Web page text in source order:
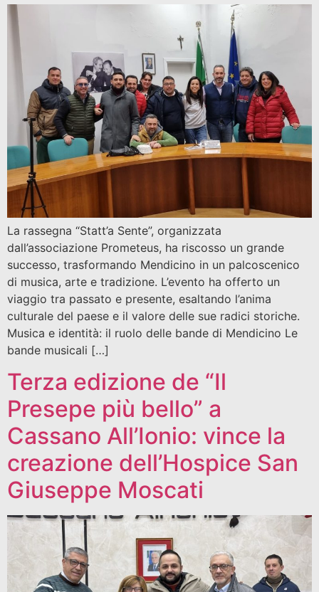
La rassegna “Statt’a Sente”, organizzata
dall’associazione Prometeus, ha riscosso un grande
successo, trasformando Mendicino in un palcoscenico
di musica, arte e tradizione. L’evento ha offerto un
viaggio tra passato e presente, esaltando l’anima
culturale del paese e il valore delle sue radici storiche.
Musica e identità: il ruolo delle bande di Mendicino Le
bande musicali […]
Terza edizione de “Il
Presepe più bello” a
Cassano All’Ionio: vince la
creazione dell’Hospice San
Giuseppe Moscati